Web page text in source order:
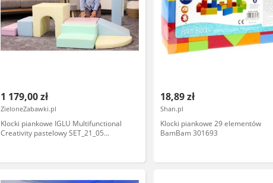
1 179,00 zł
ZieloneZabawki.pl
Klocki piankowe IGLU Multifunctional
Creativity pastelowy SET_21_05
18,89 zł
Shan.pl
Klocki piankowe 29 elementów
BamBam 301693